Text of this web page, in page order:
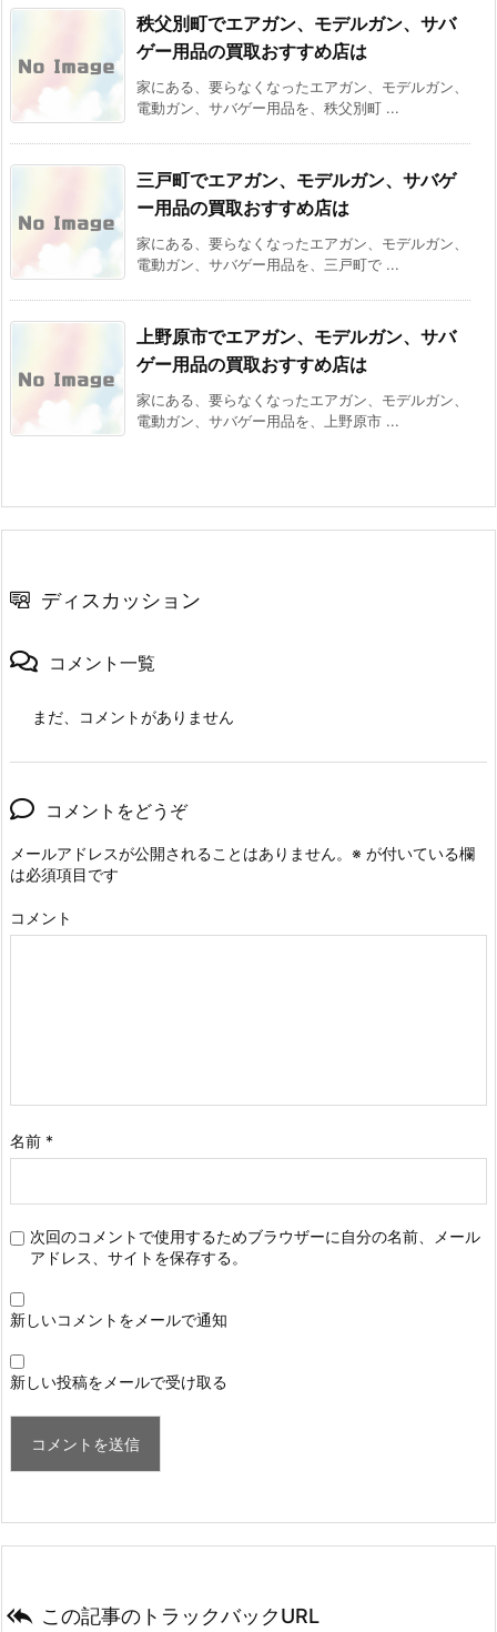
秩父別町でエアガン、モデルガン、サバ
ゲー用品の買取おすすめ店は
家にある、要らなくなったエアガン、モデルガン、
電動ガン、サバゲー用品を、秩父別町 ...
三戸町でエアガン、モデルガン、サバゲ
ー用品の買取おすすめ店は
家にある、要らなくなったエアガン、モデルガン、
電動ガン、サバゲー用品を、三戸町で ...
上野原市でエアガン、モデルガン、サバ
ゲー用品の買取おすすめ店は
家にある、要らなくなったエアガン、モデルガン、
電動ガン、サバゲー用品を、上野原市 ...
ディスカッション
コメント一覧
まだ、コメントがありません
コメントをどうぞ
メールアドレスが公開されることはありません。 ※ が付いている欄
は必須項目です
コメント
名前 *
次回のコメントで使用するためブラウザーに自分の名前、メール
アドレス、サイトを保存する。
新しいコメントをメールで通知
新しい投稿をメールで受け取る
 この記事のトラックバックURL